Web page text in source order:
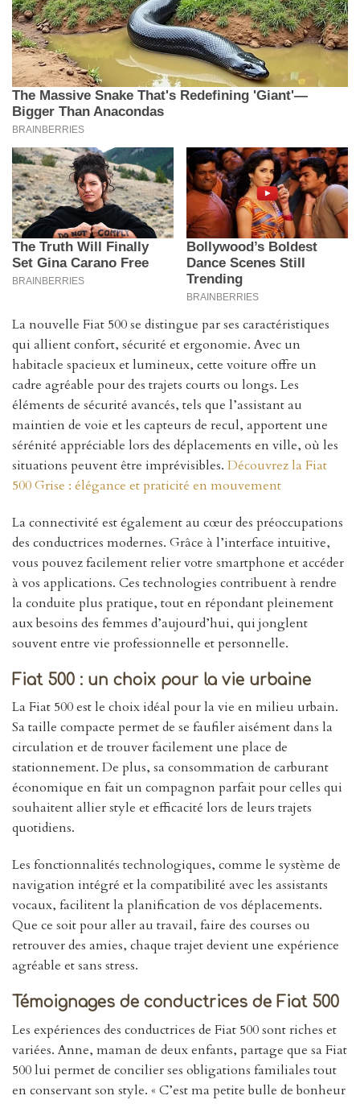
La nouvelle Fiat 500 se distingue par ses caractéristiques
qui allient confort, sécurité et ergonomie. Avec un
habitacle spacieux et lumineux, cette voiture offre un
cadre agréable pour des trajets courts ou longs. Les
éléments de sécurité avancés, tels que l’assistant au
maintien de voie et les capteurs de recul, apportent une
sérénité appréciable lors des déplacements en ville, où les
situations peuvent être imprévisibles. Découvrez la Fiat
500 Grise : élégance et praticité en mouvement
La connectivité est également au cœur des préoccupations
des conductrices modernes. Grâce à l’interface intuitive,
vous pouvez facilement relier votre smartphone et accéder
à vos applications. Ces technologies contribuent à rendre
la conduite plus pratique, tout en répondant pleinement
aux besoins des femmes d’aujourd’hui, qui jonglent
souvent entre vie professionnelle et personnelle.
Fiat 500 : un choix pour la vie urbaine
La Fiat 500 est le choix idéal pour la vie en milieu urbain.
Sa taille compacte permet de se faufiler aisément dans la
circulation et de trouver facilement une place de
stationnement. De plus, sa consommation de carburant
économique en fait un compagnon parfait pour celles qui
souhaitent allier style et efficacité lors de leurs trajets
quotidiens.
Les fonctionnalités technologiques, comme le système de
navigation intégré et la compatibilité avec les assistants
vocaux, facilitent la planification de vos déplacements.
Que ce soit pour aller au travail, faire des courses ou
retrouver des amies, chaque trajet devient une expérience
agréable et sans stress.
Témoignages de conductrices de Fiat 500
Les expériences des conductrices de Fiat 500 sont riches et
variées. Anne, maman de deux enfants, partage que sa Fiat
500 lui permet de concilier ses obligations familiales tout
en conservant son style. « C’est ma petite bulle de bonheur